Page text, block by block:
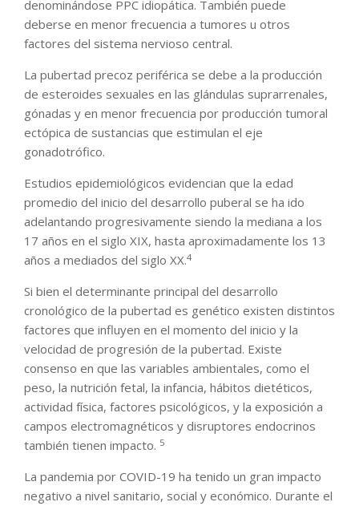
denominándose PPC idiopática. También puede
deberse en menor frecuencia a tumores u otros
factores del sistema nervioso central.
La pubertad precoz periférica se debe a la producción
de esteroides sexuales en las glándulas suprarrenales,
gónadas y en menor frecuencia por producción tumoral
ectópica de sustancias que estimulan el eje
gonadotrófico.
Estudios epidemiológicos evidencian que la edad
promedio del inicio del desarrollo puberal se ha ido
adelantando progresivamente siendo la mediana a los
17 años en el siglo XIX, hasta aproximadamente los 13
años a mediados del siglo XX.4
Si bien el determinante principal del desarrollo
cronológico de la pubertad es genético existen distintos
factores que influyen en el momento del inicio y la
velocidad de progresión de la pubertad. Existe
consenso en que las variables ambientales, como el
peso, la nutrición fetal, la infancia, hábitos dietéticos,
actividad física, factores psicológicos, y la exposición a
campos electromagnéticos y disruptores endocrinos
también tienen impacto. 5
La pandemia por COVID-19 ha tenido un gran impacto
negativo a nivel sanitario, social y económico. Durante el